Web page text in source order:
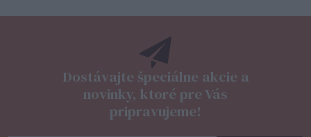
Dostávajte špeciálne akcie a
novinky, ktoré pre Vás
pripravujeme!